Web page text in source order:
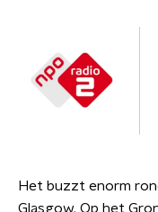
Het buzzt enorm
Glasgow. Op het